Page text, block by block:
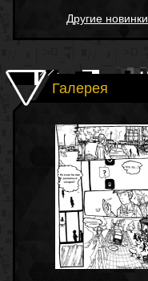
Другие новинки
Галерея